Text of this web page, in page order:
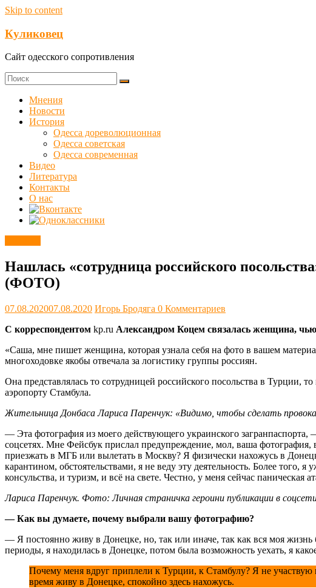
Skip to content
Куликовец
Сайт одесского сопротивления
Мнения
Новости
История
Одесса дореволюционная
Одесса советская
Одесса современная
Видео
Литература
Контакты
О нас
Нашлась «сотрудница российского
(ФОТО)
07.08.202007.08.2020 Игорь Бродяга 0 Комментариев
С корреспондентом kp.ru Александром Коцем связалась женщина,
«Саша, мне пишет женщина, которая узнала себя на фото в вашем
многоходовке якобы отвечала за логистику группы россиян.
Она представлялась то сотрудницей российского посольства в Турции,
аэропорту Стамбула.
Жительница Донбаса Лариса Паренчук: «Видимо, чтобы сделать
— Эта фотография из моего действующего украинского
соцсетях. Мне Фейсбук прислал предупреждение, мол, ваша
приезжать в МГБ или вылетать в Москву? Я физически нахожусь в
карантином, обстоятельствами, я не веду эту деятельность. Более того,
консульства, и туризм, и всё на свете. Честно, у меня сейчас паническая
Лариса Паренчук. Фото: Личная страничка героини публикации в
— Как вы думаете, почему выбрали вашу фотографию?
— Я постоянно живу в Донецке, но, так или иначе, так как вся моя
периоды, я находилась в Донецке, потом была возможность уехать, я
Почему меня вдруг приплели к Турции, к Стамбулу? Я не
время живу в Донецке, спокойно здесь нахожусь.